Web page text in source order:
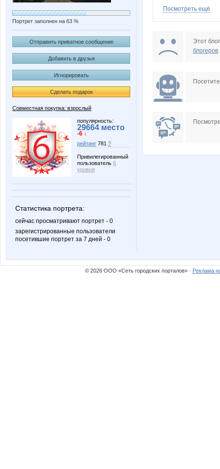
Портрет заполнен на 63 %
Отправить приватное сообщение
Добавить в друзья
Игнорировать
Сделать подарок
Совместная покупка: взрослый
популярность:
29664 место
-6 ↓
рейтинг 781 ?
Привилегированный
пользователь 6
уровня
Статистика портрета:
сейчас просматривают портрет - 0
зарегистрированные пользователи
посетившие портрет за 7 дней - 0
S@ndro
confessa*
Посмотреть ещё
Этот
блогеров.
© 2026 ООО «Сеть городских порталов» · Реклама